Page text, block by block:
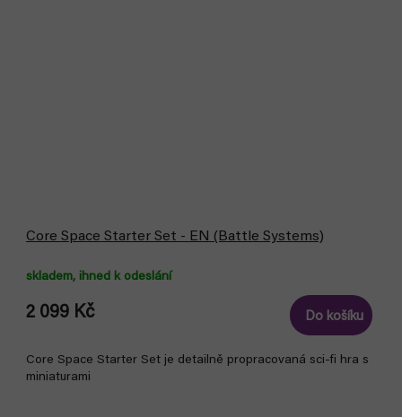
Core Space Starter Set - EN (Battle Systems)
skladem, ihned k odeslání
2 099 Kč Do košíku
Core Space Starter Set je detailně propracovaná sci-fi hra s
miniaturami